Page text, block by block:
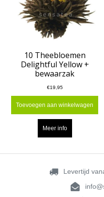
10 Theebloemen
Delightful Yellow +
bewaarzak
€19,95
Toevoegen aan winkelwagen
Meer info
Levertijd